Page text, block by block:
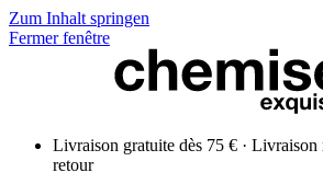
Zum Inhalt springen
Fermer fenêtre
Livraison gratuite dès 75 € · Livraison
retour